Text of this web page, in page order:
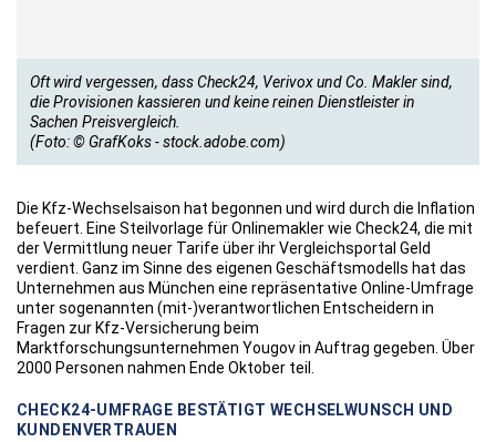
Oft wird vergessen, dass Check24, Verivox und Co. Makler sind,
die Provisionen kassieren und keine reinen Dienstleister in
Sachen Preisvergleich.
(Foto: © GrafKoks - stock.adobe.com)
Die Kfz-Wechselsaison hat begonnen und wird durch die Inflation
befeuert. Eine Steilvorlage für Onlinemakler wie Check24, die mit
der Vermittlung neuer Tarife über ihr Vergleichsportal Geld
verdient. Ganz im Sinne des eigenen Geschäftsmodells hat das
Unternehmen aus München eine repräsentative Online-Umfrage
unter sogenannten (mit-)verantwortlichen Entscheidern in
Fragen zur Kfz-Versicherung beim
Marktforschungsunternehmen Yougov in Auftrag gegeben. Über
2000 Personen nahmen Ende Oktober teil.
CHECK24-UMFRAGE BESTÄTIGT WECHSELWUNSCH UND
KUNDENVERTRAUEN